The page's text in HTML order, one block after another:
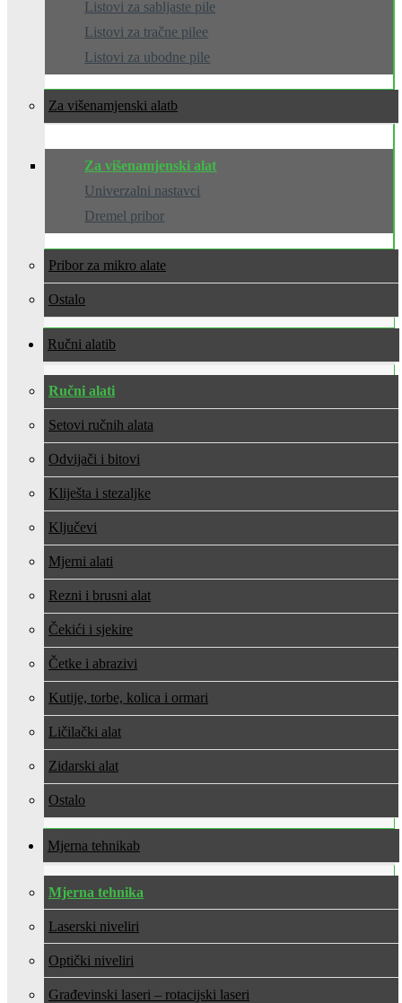
Listovi za sabljaste pile
Listovi za tračne pilee
Listovi za ubodne pile
Za višenamjenski alat
Za višenamjenski alat
Univerzalni nastavci
Dremel pribor
Pribor za mikro alate
Ostalo
Ručni alati
Ručni alati
Setovi ručnih alata
Odvijači i bitovi
Kliješta i stezaljke
Ključevi
Mjerni alati
Rezni i brusni alat
Čekići i sjekire
Četke i abrazivi
Kutije, torbe, kolica i ormari
Ličilački alat
Zidarski alat
Ostalo
Mjerna tehnika
Mjerna tehnika
Laserski niveliri
Optički niveliri
Građevinski laseri – rotacijski laseri